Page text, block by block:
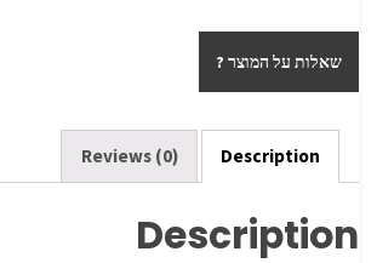
b
o
o
k
tt
er
ar
e
שאלות על המוצר ?
Description
Reviews (0)
Description